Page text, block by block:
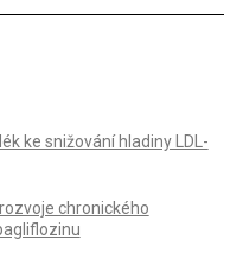
ke snižování hladiny LDL-
chronického